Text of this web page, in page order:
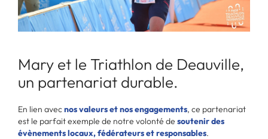
Mary et le Triathlon de Deauville,
un partenariat durable.
En lien avecnos valeurs et nos engagements, ce partenariat
est le parfait exemple de notre volonté de soutenir des
évènements locaux, fédérateurs et responsables.